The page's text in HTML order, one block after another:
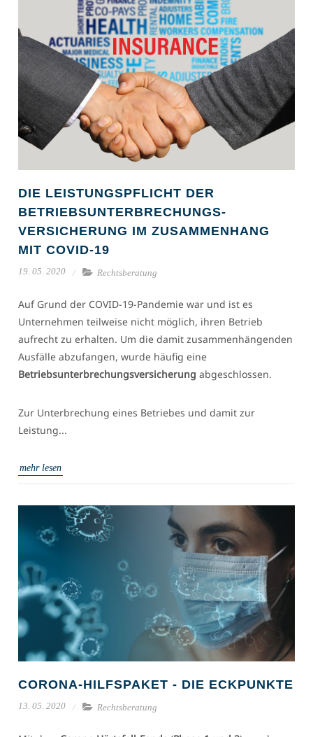
DIE LEISTUNGSPFLICHT DER
BETRIEBSUNTERBRECHUNGS-
VERSICHERUNG IM ZUSAMMENHANG
MIT COVID-19
19. 05. 2020 Rechtsberatung
Auf Grund der COVID-19-Pandemie war und ist es
Unternehmen teilweise nicht möglich, ihren Betrieb
aufrecht zu erhalten. Um die damit zusammenhängenden
Ausfälle abzufangen, wurde häufig eine
Betriebsunterbrechungsversicherung abgeschlossen.
Zur Unterbrechung eines Betriebes und damit zur
Leistung...
mehr lesen
CORONA-HILFSPAKET - DIE ECKPUNKTE
13. 05. 2020 Rechtsberatung